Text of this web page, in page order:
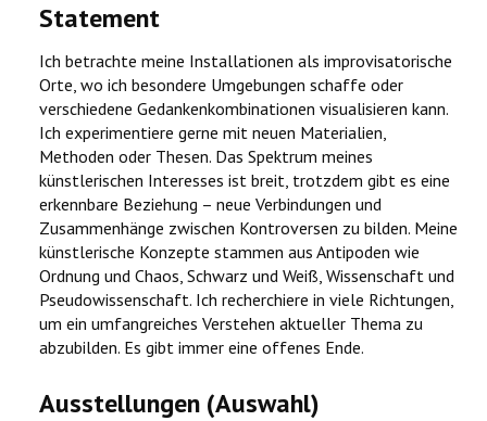
Statement
Ich betrachte meine Installationen als improvisatorische
Orte, wo ich besondere Umgebungen schaffe oder
verschiedene Gedankenkombinationen visualisieren kann.
Ich experimentiere gerne mit neuen Materialien,
Methoden oder Thesen. Das Spektrum meines
künstlerischen Interesses ist breit, trotzdem gibt es eine
erkennbare Beziehung – neue Verbindungen und
Zusammenhänge zwischen Kontroversen zu bilden. Meine
künstlerische Konzepte stammen aus Antipoden wie
Ordnung und Chaos, Schwarz und Weiß, Wissenschaft und
Pseudowissenschaft. Ich recherchiere in viele Richtungen,
um ein umfangreiches Verstehen aktueller Thema zu
abzubilden. Es gibt immer eine offenes Ende.
Ausstellungen (Auswahl)